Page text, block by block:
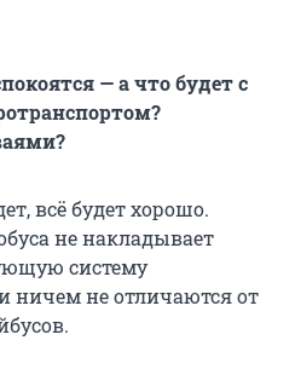
— а что будет с
всё будет хорошо.
не накладывает
систему
ничем не отличаются от